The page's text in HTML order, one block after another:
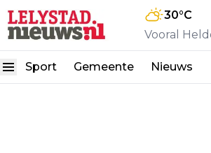
30°C
Vooral
Sport Gemeente Nieuws